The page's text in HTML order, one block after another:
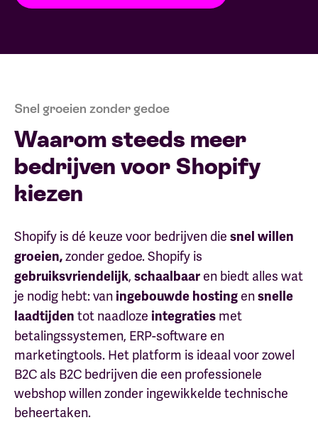
Snel groeien zonder gedoe
Waarom steeds meer
bedrijven voor Shopify
kiezen
Shopify is dé keuze voor bedrijven die snel willen
groeien,zonder gedoe. Shopify is
gebruiksvriendelijk, schaalbaar en biedt alles wat
je nodig hebt: vaningebouwde hosting ensnelle
laadtijden tot naadloze integraties met
betalingssystemen, ERP-software en
marketingtools. Het platform is ideaal voor zowel
B2C als B2C bedrijven die een professionele
webshop willen zonder ingewikkelde technische
beheertaken.